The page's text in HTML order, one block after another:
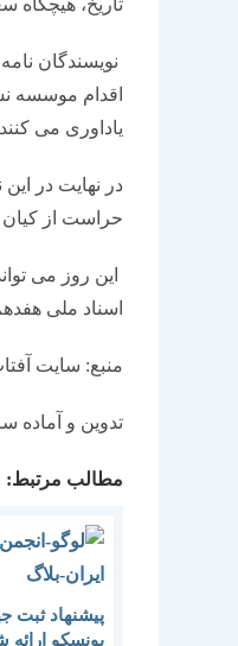
تاریخ، هیچگاه
نویسندگان
اقدام موسسه
یاداوری می
در نهایت در
حراست از کیان
این روز می
اسناد ملی
منبع: سایت
تدوین و آماده
مطالب مرتبط:
پیشنهاد ثبت
یونسکو ارائه